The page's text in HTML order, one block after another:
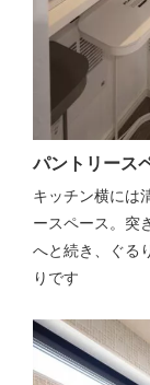
パントリース
キッチン横には
ースペース。突
へと続き、ぐる
りです